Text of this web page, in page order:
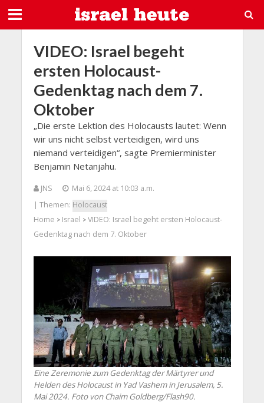
VIDEO: Israel begeht
ersten Holocaust-
Gedenktag nach dem 7.
Oktober
„Die erste Lektion des Holocausts lautet: Wenn
wir uns nicht selbst verteidigen, wird uns
niemand verteidigen“, sagte Premierminister
Benjamin Netanjahu.
JNS
Mai 6, 2024 at 10:03 a.m.
| Themen: Holocaust
Home > Israel > VIDEO: Israel begeht ersten Holocaust-
Gedenktag nach dem 7. Oktober
Eine Zeremonie zum Gedenktag der Märtyrer und
Helden des Holocaust in Yad Vashem in Jerusalem, 5.
Mai 2024. Foto von Chaim Goldberg/Flash90.